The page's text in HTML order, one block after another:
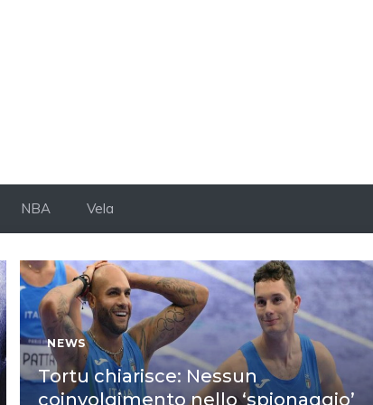
NBA Vela
NEWS
Tortu chiarisce: Nessun
coinvolgimento nello ‘spionaggio’